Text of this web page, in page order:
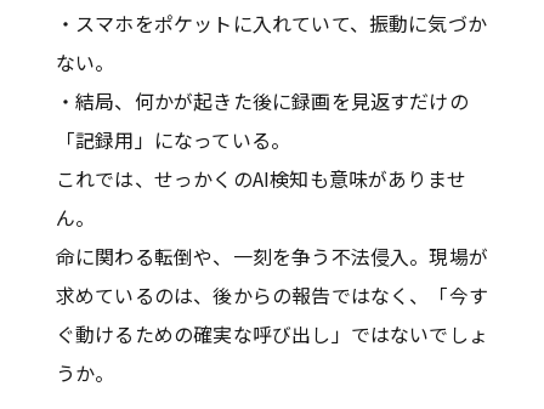
・スマホをポケットに入れていて、振動に気づか
ない。
・結局、何かが起きた後に録画を見返すだけの
「記録用」になっている。
これでは、せっかくのAI検知も意味がありませ
ん。
命に関わる転倒や、一刻を争う不法侵入。現場が
求めているのは、後からの報告ではなく、「今す
ぐ動けるための確実な呼び出し」ではないでしょ
うか。